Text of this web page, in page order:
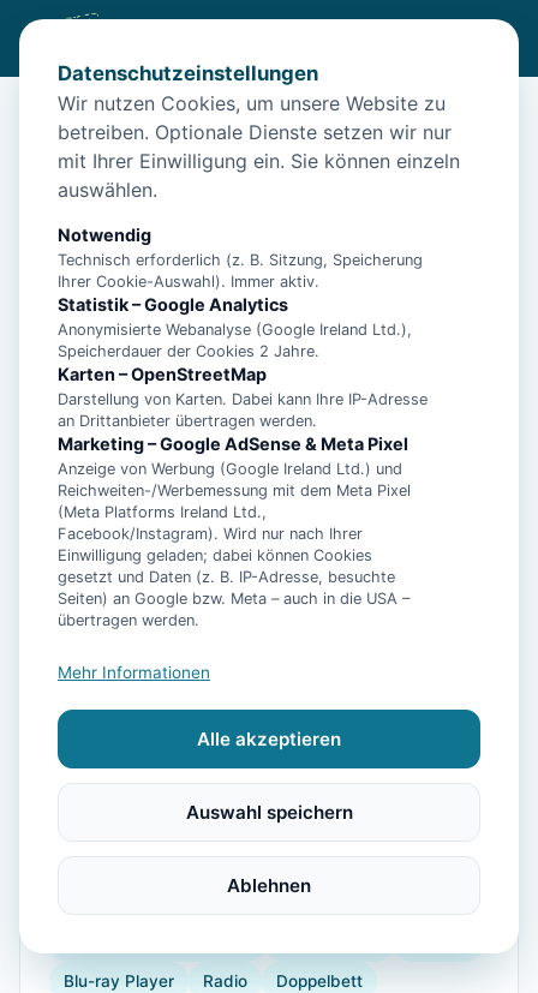
/Unterkünfte /Norden/Nordseetraum für 3 Pers. – Norden
Nordseetraum für 3 Pers. – Norden
Kühlschrank Mikrowelle
Geschirrspüler Terrasse Garten Wellness
Kaffeemaschine Herdplatte Geschirr
Espressomaschine Gefrierfach
Blu-ray Player Radio Doppelbett
Datenschutzeinstellungen
Wir nutzen Cookies, um unsere Website zu
betreiben. Optionale Dienste setzen wir nur
mit Ihrer Einwilligung ein. Sie können einzeln
auswählen.
Notwendig
Technisch erforderlich (z. B. Sitzung, Speicherung
Ihrer Cookie-Auswahl). Immer aktiv.
Statistik – Google Analytics
Anonymisierte Webanalyse (Google Ireland Ltd.),
Speicherdauer der Cookies 2 Jahre.
Karten – OpenStreetMap
Darstellung von Karten. Dabei kann Ihre IP-Adresse
an Drittanbieter übertragen werden.
Marketing – Google AdSense & Meta Pixel
Anzeige von Werbung (Google Ireland Ltd.) und
Reichweiten-/Werbemessung mit dem Meta Pixel
(Meta Platforms Ireland Ltd.,
Facebook/Instagram). Wird nur nach Ihrer
Einwilligung geladen; dabei können Cookies
gesetzt und Daten (z. B. IP-Adresse, besuchte
Seiten) an Google bzw. Meta – auch in die USA –
übertragen werden.
Mehr Informationen
Alle akzeptieren
Auswahl speichern
Ablehnen